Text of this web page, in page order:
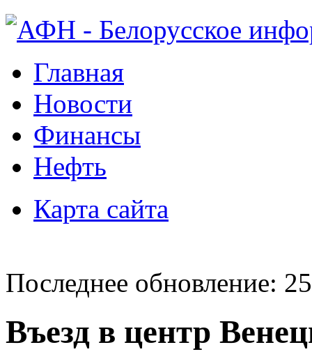
Главная
Новости
Финансы
Нефть
Карта сайта
Последнее обновление:
Въезд в центр